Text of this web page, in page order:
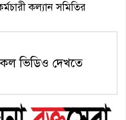
কল্যান সমিতির
ভিডিও দেখতে